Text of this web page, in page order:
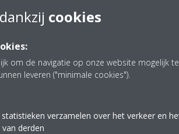
in de structuur van de
en coherent
aanvang van de werkzaamheden werd, via
van dit project. Deze wees uit dat de kost
en verwarmen 5 à 5,50 euro zou
cookies
om de navigatie op onze website mogelijk
leveren ("minimale cookies").
verzamelen over het verkeer en
derden